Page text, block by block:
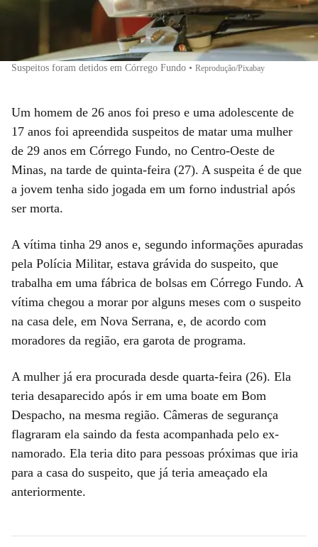
Suspeitos foram detidos em Córrego Fundo • Reprodução/Pixabay
Um homem de 26 anos foi preso e uma adolescente de
17 anos foi apreendida suspeitos de matar uma mulher
de 29 anos em Córrego Fundo, no Centro-Oeste de
Minas, na tarde de quinta-feira (27). A suspeita é de que
a jovem tenha sido jogada em um forno industrial após
ser morta.
A vítima tinha 29 anos e, segundo informações apuradas
pela Polícia Militar, estava grávida do suspeito, que
trabalha em uma fábrica de bolsas em Córrego Fundo. A
vítima chegou a morar por alguns meses com o suspeito
na casa dele, em Nova Serrana, e, de acordo com
moradores da região, era garota de programa.
A mulher já era procurada desde quarta-feira (26). Ela
teria desaparecido após ir em uma boate em Bom
Despacho, na mesma região. Câmeras de segurança
flagraram ela saindo da festa acompanhada pelo ex-
namorado. Ela teria dito para pessoas próximas que iria
para a casa do suspeito, que já teria ameaçado ela
anteriormente.